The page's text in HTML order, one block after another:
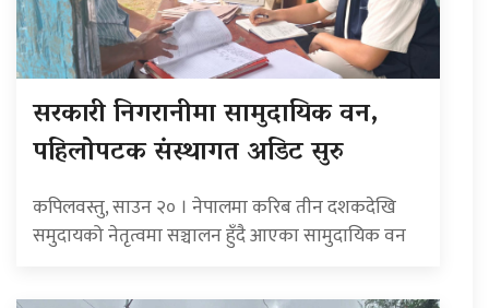
सरकारी निगरानीमा सामुदायिक वन,
पहिलोपटक संस्थागत अडिट सुरु
कपिलवस्तु, साउन २० । नेपालमा करिब तीन दशकदेखि
समुदायको नेतृत्वमा सञ्चालन हुँदै आएका सामुदायिक वन